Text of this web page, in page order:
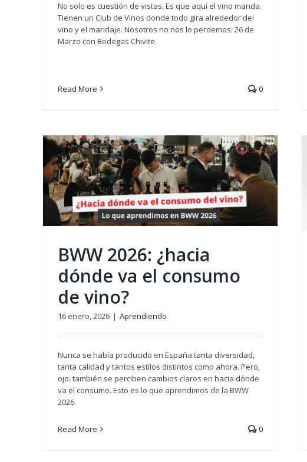
No solo es cuestión de vistas. Es que aquí el vino manda.
Tienen un Club de Vinos donde todo gira alrededor del
vino y el maridaje. Nosotros no nos lo perdemos: 26 de
Marzo con Bodegas Chivite.
Read More 0
BWW 2026: ¿hacia
dónde va el consumo
de vino?
16 enero, 2026 | Aprendiendo
Nunca se había producido en España tanta diversidad,
tanta calidad y tantos estilos distintos como ahora. Pero,
ojo: también se perciben cambios claros en hacia dónde
va el consumo. Esto es lo que aprendimos de la BWW
2026.
Read More 0
Listos para la BWW’26: cómo
disfrutarla sin morir en el intento
Aprendiendo